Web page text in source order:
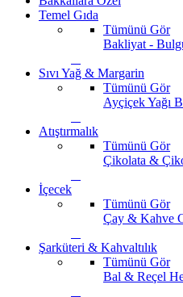
Temel Gıda
Tümünü Gör
Bakliyat -
Sıvı Yağ & Margarin
Tümünü Gör
Ayçiçek Yağı
Atıştırmalık
Tümünü Gör
Çikolata &
İçecek
Tümünü Gör
Çay & Kahve
Şarküteri & Kahvaltılık
Tümünü Gör
Bal & Reçel